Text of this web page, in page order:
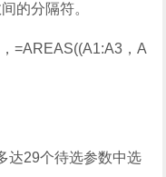
的分隔符。
=AREAS((A1:A3，A
达29个待选参数中选